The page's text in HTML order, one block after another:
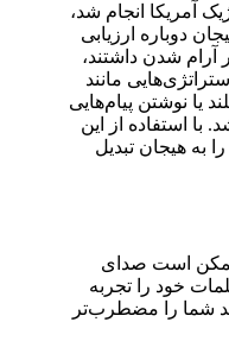
آمریکا انجام شد،
دوباره ارزیابی
آرام شدن داشتند،
مانند
یا نوشتن پیام‌هایی
با استفاده از این
به هیجان تبدیل
ممکن است صدای
خود را تجربه
شما را مضطرب‌تر